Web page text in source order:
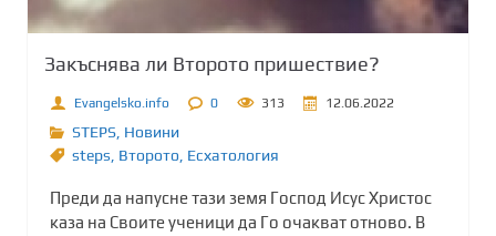
Закъснява ли Второто пришествие?
Evangelsko.info 0 313 12.06.2022
STEPS Новини
steps Второто Есхатология
Преди да напусне тази земя Господ Исус Христос
каза на Своите ученици да Го очакват отново. В